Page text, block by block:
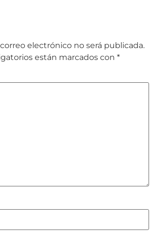
electrónico no será publicada.
están marcados con *